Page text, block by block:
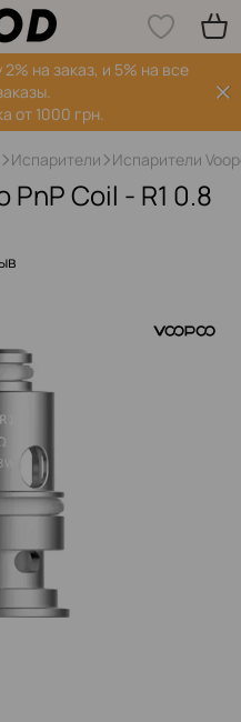
на заказ, и 5% на все
от 1000 грн.
Испарители Испарители
Coil - R1 0.8